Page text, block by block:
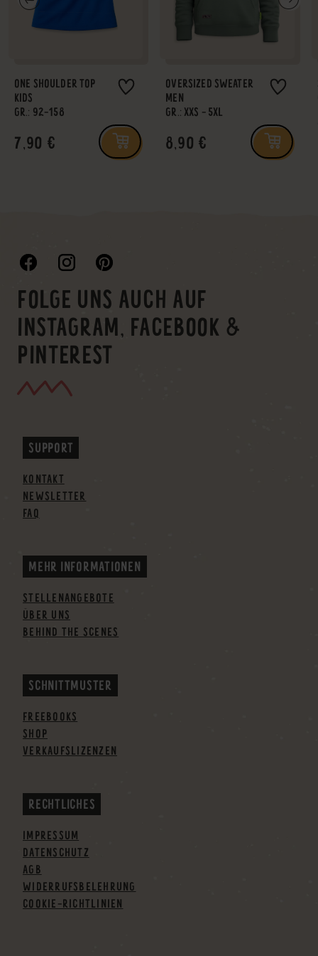
ONE SHOULDER TOP
KIDS
GR.: 92-158
7,90 €
OVERSIZED SWEATER
MEN
GR.: XXS - 5XL
8,90 €
FOLGE UNS AUCH AUF
INSTAGRAM, FACEBOOK &
PINTEREST
SUPPORT
KONTAKT
NEWSLETTER
FAQ
MEHR INFORMATIONEN
STELLENANGEBOTE
ÜBER UNS
BEHIND THE SCENES
SCHNITTMUSTER
FREEBOOKS
SHOP
VERKAUFSLIZENZEN
RECHTLICHES
IMPRESSUM
DATENSCHUTZ
AGB
WIDERRUFSBELEHRUNG
COOKIE-RICHTLINIEN